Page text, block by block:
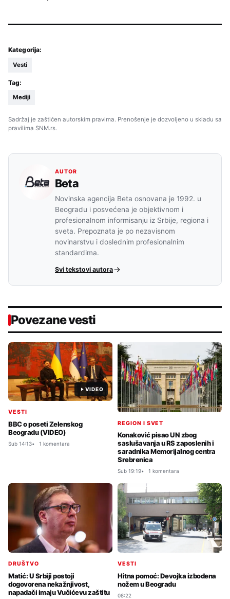
Kategorija:
Vesti
Tag:
Mediji
Sadržaj je zaštićen autorskim pravima. Prenošenje je dozvoljeno u skladu sa
pravilima SNM.rs.
AUTOR
Beta
Novinska agencija Beta osnovana je 1992. u
Beogradu i posvećena je objektivnom i
profesionalnom informisanju iz Srbije, regiona i
sveta. Prepoznata je po nezavisnom
novinarstvu i doslednim profesionalnim
standardima.
Svi tekstovi autora
Povezane vesti
VIDEO
VESTI
BBC o poseti Zelenskog
Beogradu (VIDEO)
Sub 14:13 1 komentara
REGION I SVET
Konaković pisao UN zbog
saslušavanja u RS zaposlenih i
saradnika Memorijalnog centra
Srebrenica
Sub 19:19 1 komentara
DRUŠTVO
Matić: U Srbiji postoji
dogovorena nekažnjivost,
napadači imaju Vučićevu zaštitu
VESTI
Hitna pomoć: Devojka izbodena
nožem u Beogradu
08:22